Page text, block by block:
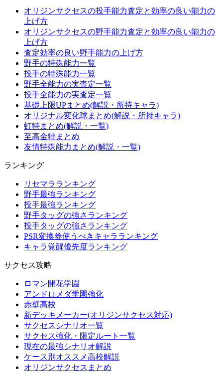
オリジンサクセスの投手能力査定と効率の良い能力の
上げ方
オリジンサクセスの野手能力査定と効率の良い能力の
上げ方
査定効率の良い野手能力の上げ方
野手の特殊能力一覧
投手の特殊能力一覧
野手全能力の実査定一覧
投手全能力の実査定一覧
基礎上限UPまとめ(解説・所持キャラ)
オリジナル変化球まとめ(解説・所持キャラ)
虹特まとめ(解説・一覧)
至高金特まとめ
友情特殊能力まとめ(解説・一覧)
ランキング
リセマラランキング
野手最強ランキング
投手最強ランキング
野手タッグの強さランキング
投手タッグの強さランキング
PSR変換券使うべきキャラランキング
キャラ覚醒優先度ランキング
サクセス攻略
ロマン開花学園
アンドロメダ学園強化
赤壁高校
新デッキメーカー(オリジンサクセス対応)
サクセスシナリオ一覧
サクセス強化・限定ルート一覧
現在の最強シナリオ解説
ケース別オススメ高校解説
オリジンサクセスまとめ